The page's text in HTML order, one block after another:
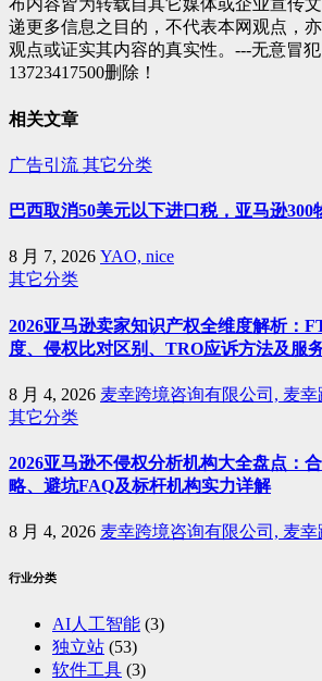
布内容皆为转载自其它媒体或企业宣传
递更多信息之目的，不代表本网观点，
观点或证实其内容的真实性。---无意冒
13723417500删除！
相关文章
广告引流 其它分类
巴西取消50美元以下进口税，亚马逊300
8 月 7, 2026 YAO, nice
其它分类
2026亚马逊卖家知识产权全维度解析：
度、侵权比对区别、TRO应诉方法及服
8 月 4, 2026 麦幸跨境咨询有限公司, 麦幸
其它分类
2026亚马逊不侵权分析机构大全盘点：
略、避坑FAQ及标杆机构实力详解
8 月 4, 2026 麦幸跨境咨询有限公司, 麦幸
行业分类
AI人工智能 (3)
独立站 (53)
软件工具 (3)